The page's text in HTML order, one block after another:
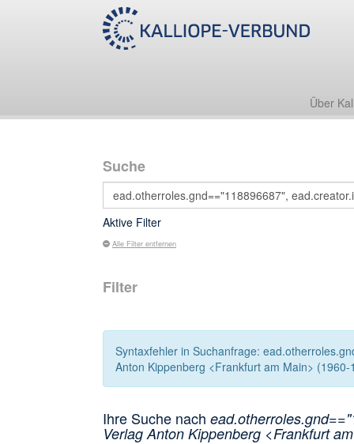
Über
Suche
Aktive Filter
Alle Filter entfernen
Filter
Syntaxfehler in Suchanfrage:
Anton Kippenberg <Frankfurt am Main>
Ihre Suche nach
Verlag Anton Kippenberg <Frankfurt